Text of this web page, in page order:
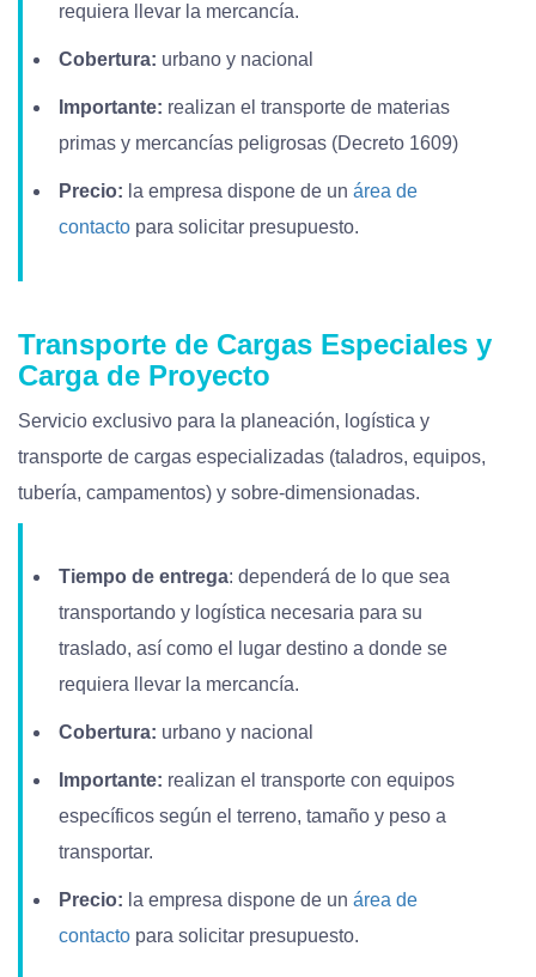
requiera llevar la mercancía.
Cobertura: urbano y nacional
Importante: realizan el transporte de materias
primas y mercancías peligrosas (Decreto 1609)
Precio: la empresa dispone de un área de
contacto para solicitar presupuesto.
Transporte de Cargas Especiales y
Carga de Proyecto
Servicio exclusivo para la planeación, logística y
transporte de cargas especializadas (taladros, equipos,
tubería, campamentos) y sobre-dimensionadas.
Tiempo de entrega: dependerá de lo que sea
transportando y logística necesaria para su
traslado, así como el lugar destino a donde se
requiera llevar la mercancía.
Cobertura: urbano y nacional
Importante: realizan el transporte con equipos
específicos según el terreno, tamaño y peso a
transportar.
Precio: la empresa dispone de un área de
contacto para solicitar presupuesto.